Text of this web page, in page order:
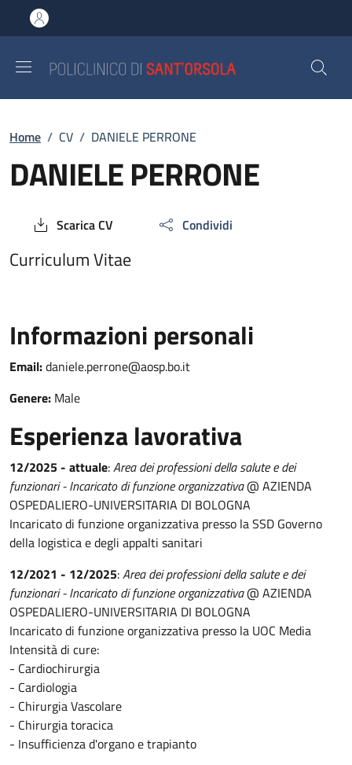
al contenuto principale
to footer content
Breadcrumb
Home / CV / DANIELE PERRONE
DANIELE PERRONE
Scarica CV Condividi
Curriculum Vitae
Informazioni personali
Email:daniele.perrone@aosp.bo.it
Genere: Male
Esperienza lavorativa
12/2025 - attuale:Area dei professioni della salute e dei
funzionari - Incaricato di funzione organizzativa@ AZIENDA
OSPEDALIERO-UNIVERSITARIA DI BOLOGNA
Incaricato di funzione organizzativa presso la SSD Governo
della logistica e degli appalti sanitari
12/2021 - 12/2025:Area dei professioni della salute e dei
funzionari - Incaricato di funzione organizzativa@ AZIENDA
OSPEDALIERO-UNIVERSITARIA DI BOLOGNA
Incaricato di funzione organizzativa presso la UOC Media
Intensità di cure:
- Cardiochirurgia
- Cardiologia
- Chirurgia Vascolare
- Chirurgia toracica
- Insufficienza d'organo e trapianto